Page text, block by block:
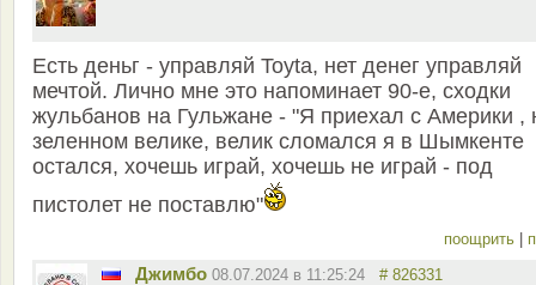
Есть деньг - управляй Toyta, нет денег управляй
мечтой. Лично мне это напоминает 90-е, сходки
жульбанов на Гульжане - "Я приехал с Америки ,
зеленном велике, велик сломался я в Шымкенте
остался, хочешь играй, хочешь не играй - под
пистолет не поставлю"
поощрить
Джимбо 08.07.2024 в 11:25:24 # 826331